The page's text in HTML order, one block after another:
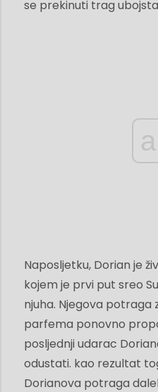
se prekinuti trag
Naposljetku, Dorian je
kojem je prvi put sreo
njuha. Njegova
parfema ponovno
posljednji udarac
odustati. kao rezultat
Dorianova potraga